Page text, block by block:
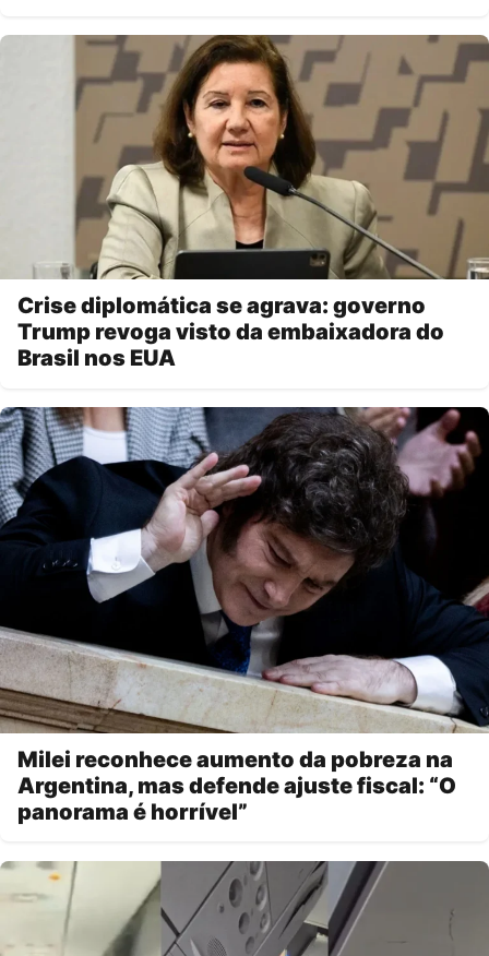
Crise diplomática se agrava: governo
Trump revoga visto da embaixadora do
Brasil nos EUA
Milei reconhece aumento da pobreza na
Argentina, mas defende ajuste fiscal: “O
panorama é horrível”